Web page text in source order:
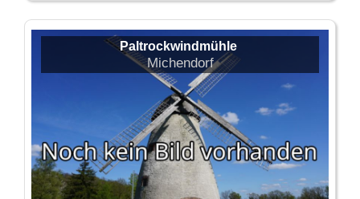
Paltrockwindmühle
Michendorf